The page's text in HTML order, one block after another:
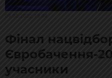
Фінал
Євробачення-
учасники